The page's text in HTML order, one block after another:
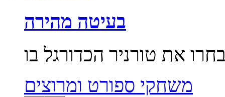
בעיטה מהירה
משחקי ספורט ומרוצים